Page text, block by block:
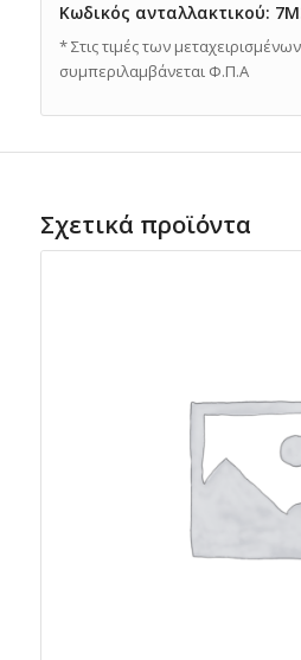
Κωδικός ανταλλακτικού:
* Στις τιμές των
συμπεριλαμβάνεται Φ.Π.Α
Σχετικά προϊόντα